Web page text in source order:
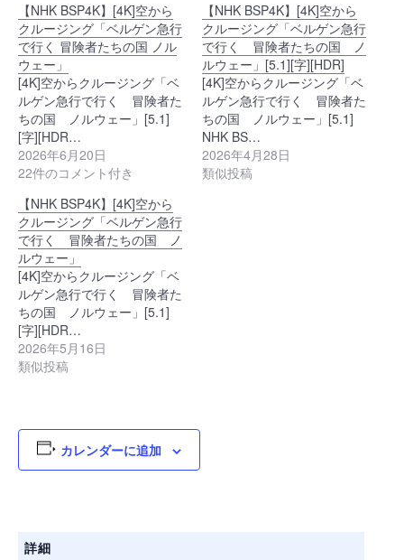
【NHK BSP4K】[4K]空から
クルージング「ベルゲン急行
で行く 冒険者たちの国 ノル
ウェー」
[4K]空からクルージング「ベ
ルゲン急行で行く 冒険者た
ちの国 ノルウェー」[5.1]
[字][HDR…
2026年6月20日
22件のコメント付き
【NHK BSP4K】[4K]空から
クルージング「ベルゲン急行
で行く 冒険者たちの国 ノ
ルウェー」[5.1][字][HDR]
[4K]空からクルージング「ベ
ルゲン急行で行く 冒険者た
ちの国 ノルウェー」[5.1]
NHK BS…
2026年4月28日
類似投稿
【NHK BSP4K】[4K]空から
クルージング「ベルゲン急行
で行く 冒険者たちの国 ノ
ルウェー」
[4K]空からクルージング「ベ
ルゲン急行で行く 冒険者た
ちの国 ノルウェー」[5.1]
[字][HDR…
2026年5月16日
類似投稿
カレンダーに追加
詳細